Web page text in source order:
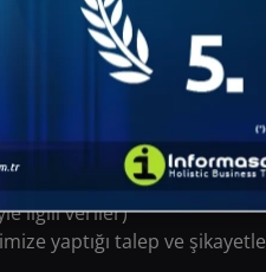
izleme kayıtları vb.)
kartı borcu, kredi
vb.)
ilişkin her türlü
ilgili veriler)
yaptığı talep ve